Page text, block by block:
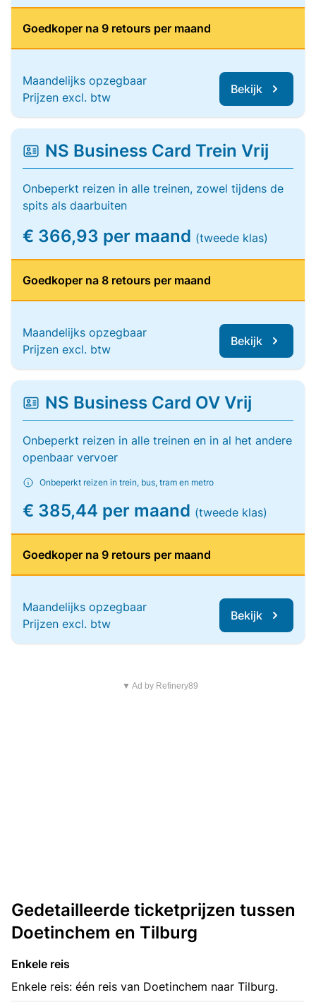
Goedkoper na 9 retours per maand
Maandelijks opzegbaar
Prijzen excl. btw
Bekijk
NS Business Card Trein Vrij
Onbeperkt reizen in alle treinen, zowel tijdens de
spits als daarbuiten
€ 366,93 per maand (tweede klas)
Goedkoper na 8 retours per maand
Maandelijks opzegbaar
Prijzen excl. btw
Bekijk
NS Business Card OV Vrij
Onbeperkt reizen in alle treinen en in al het andere
openbaar vervoer
Onbeperkt reizen in trein, bus, tram en metro
€ 385,44 per maand (tweede klas)
Goedkoper na 9 retours per maand
Maandelijks opzegbaar
Prijzen excl. btw
Bekijk
▼ Ad by Refinery89
Gedetailleerde ticketprijzen tussen
Doetinchem en Tilburg
Enkele reis
Enkele reis: één reis van Doetinchem naar Tilburg.